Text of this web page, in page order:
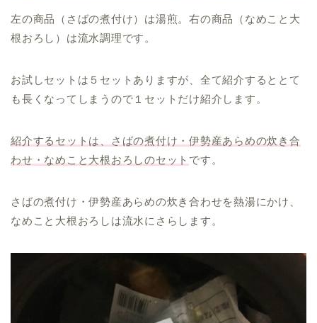
左の商品（さばの煮付け）は湯煎。右の商品（なめこと大
根おろし）は流水調理です。
お試しセットは５セットありますが、全て紹介するととて
も長くなってしまうので１セットだけ紹介します。
紹介するセットは、さばの煮付け・伊勢産あらめの炊き合
わせ・なめこと大根おろしのセット です。
さばの煮付け・伊勢産あらめの炊き合わせを熱湯にかけ、
なめこと大根おろしは流水にさらします。